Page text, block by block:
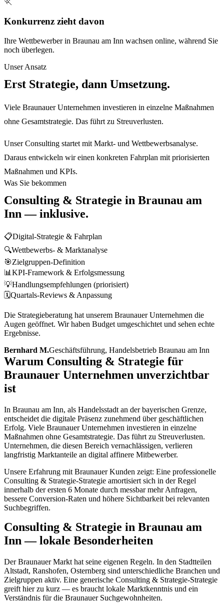
🏃
Konkurrenz zieht davon
Ihre Wettbewerber in Braunau am Inn wachsen online, während Sie
noch überlegen.
Unser Ansatz
Erst Strategie, dann Umsetzung.
Viele Braunauer Unternehmen investieren in einzelne Maßnahmen
ohne Gesamtstrategie. Das führt zu Streuverlusten.
Unser Consulting startet mit Markt- und Wettbewerbsanalyse.
Daraus entwickeln wir einen konkreten Fahrplan mit priorisierten
Maßnahmen und KPIs.
Was Sie bekommen
Consulting & Strategie in Braunau am
Inn— inklusive.
📋Digital-Strategie & Fahrplan
🔍Wettbewerbs- & Marktanalyse
🎯Zielgruppen-Definition
📊 KPI-Framework & Erfolgsmessung
💡Handlungsempfehlungen (priorisiert)
🗓️Quartals-Reviews & Anpassung
Die Strategieberatung hat unserem Braunauer Unternehmen die
Augen geöffnet. Wir haben Budget umgeschichtet und sehen echte
Ergebnisse.
Bernhard M.Geschäftsführung, Handelsbetrieb Braunau am Inn
Warum Consulting & Strategie für
Braunauer Unternehmen unverzichtbar
ist
In Braunau am Inn, als Handelsstadt an der bayerischen Grenze,
entscheidet die digitale Präsenz zunehmend über geschäftlichen
Erfolg. Viele Braunauer Unternehmen investieren in einzelne
Maßnahmen ohne Gesamtstrategie. Das führt zu Streuverlusten.
Unternehmen, die diesen Bereich vernachlässigen, verlieren
langfristig Marktanteile an digital affinere Mitbewerber.
Unsere Erfahrung mit Braunauer Kunden zeigt: Eine professionelle
Consulting & Strategie-Strategie amortisiert sich in der Regel
innerhalb der ersten 6 Monate durch messbar mehr Anfragen,
bessere Conversion-Raten und höhere Sichtbarkeit bei relevanten
Suchbegriffen.
Consulting & Strategie in Braunau am
Inn — lokale Besonderheiten
Der Braunauer Markt hat seine eigenen Regeln. In den Stadtteilen
Altstadt, Ranshofen, Osternberg sind unterschiedliche Branchen und
Zielgruppen aktiv. Eine generische Consulting & Strategie-Strategie
greift hier zu kurz — es braucht lokale Marktkenntnis und ein
Verständnis für die Braunauer Suchgewohnheiten.